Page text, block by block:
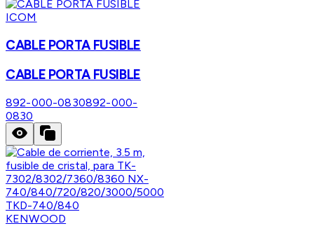
ICOM
CABLE PORTA FUSIBLE
CABLE PORTA FUSIBLE
892-000-0830892-000-
0830
KENWOOD